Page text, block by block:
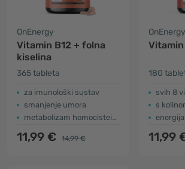
OnEnergy
Vitamin B12 + folna
kiselina
365 tableta
za imunološki sustav
smanjenje umora
metabolizam homocisteina
11,99 € 14,99 €
OnEnergy
180
svih 8
s
11,99